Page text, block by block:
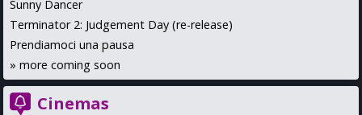
Sunny Dancer
Terminator 2: Judgement Day (re-release)
Prendiamoci una pausa
» more coming soon
Cinemas